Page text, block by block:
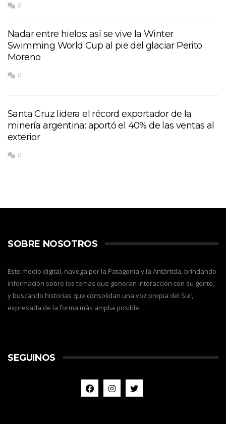
0
Nadar entre hielos: así se vive la Winter
Swimming World Cup al pie del glaciar Perito
Moreno
0
Santa Cruz lidera el récord exportador de la
minería argentina: aportó el 40% de las ventas al
exterior
0
SOBRE NOSOTROS
Este medio digital, navega por la Patagonia y la Antártida, brindando
información sobre los temas que generan interacción con su gente,
y buscando historias que consolidan una voz propia del Sur,
expresada de la forma más amplia posible.
SEGUINOS